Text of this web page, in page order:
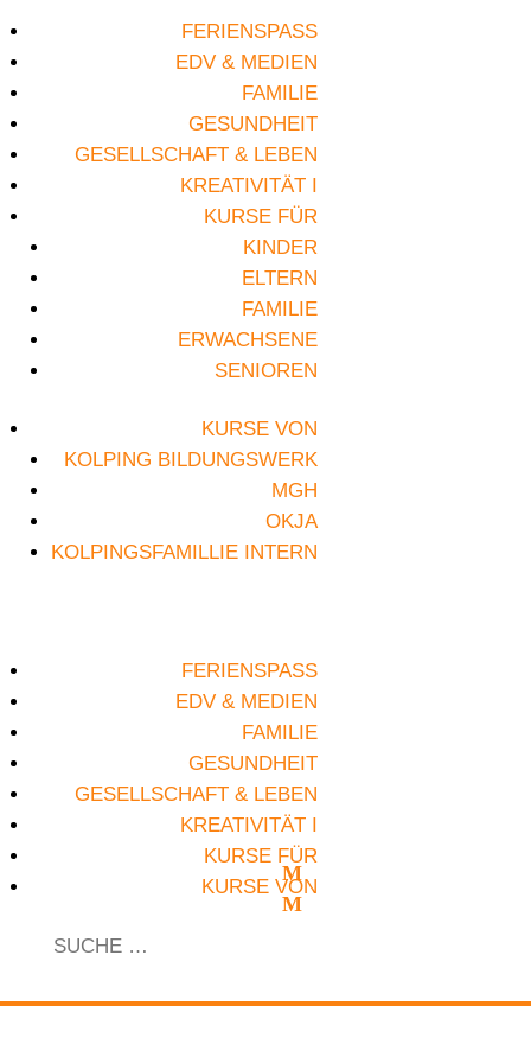
FERIENSPASS
EDV & MEDIEN
FAMILIE
GESUNDHEIT
GESELLSCHAFT & LEBEN
KREATIVITÄT I
KURSE FÜR
KINDER
ELTERN
FAMILIE
ERWACHSENE
SENIOREN
KURSE VON
KOLPING BILDUNGSWERK
MGH
OKJA
KOLPINGSFAMILLIE INTERN
FERIENSPASS
EDV & MEDIEN
FAMILIE
GESUNDHEIT
GESELLSCHAFT & LEBEN
KREATIVITÄT I
KURSE FÜR
KURSE VON